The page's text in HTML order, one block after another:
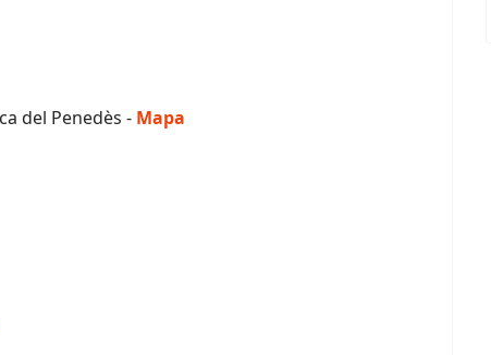
del Penedès - Mapa